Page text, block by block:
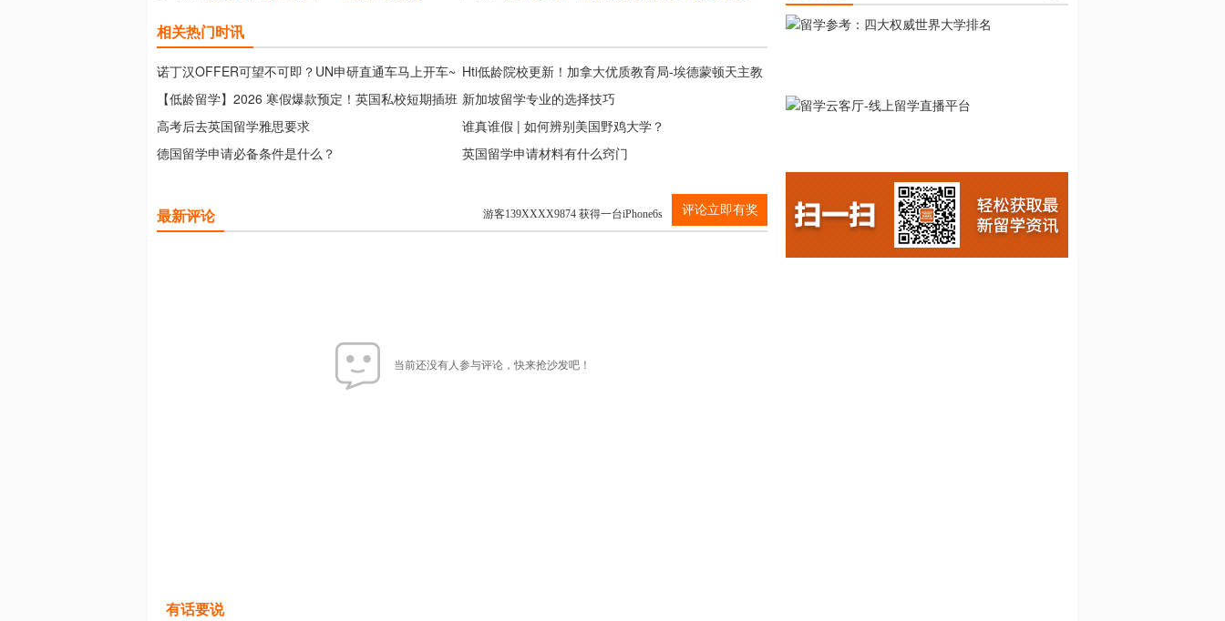
相关热门时讯
诺丁汉OFFER可望不可即？UN申研直通车马上开车~ Hti低龄院校更新！加拿大优质教育局-埃德蒙顿天主教
育局
【低龄留学】2026 寒假爆款预定！英国私校短期插班
开放申请！
新加坡留学专业的选择技巧
高考后去英国留学雅思要求
谁真谁假 | 如何辨别美国野鸡大学？
德国留学申请必备条件是什么？
英国留学申请材料有什么窍门
最新评论 游客139XXXX9874 获得一台iPhone6s 评论立即有奖
当前还没有人参与评论，快来抢沙发吧！
有话要说